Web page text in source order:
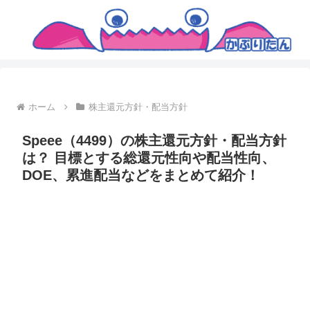
ホーム 株主還元方針・配当方針
Speee（4499）の株主還元方針・配当方針
は？ 目標とする総還元性向や配当性向、
DOE、累進配当などをまとめて紹介！